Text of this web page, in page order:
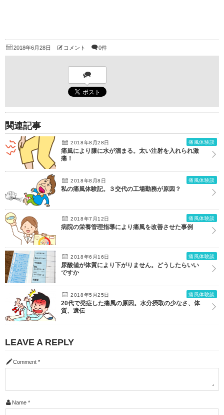
2018年6月28日 コメント 0件
関連記事
2018年8月28日 痛風体験談
痛風により膝に水が溜まる。太い注射を入れられ激
痛！
2018年8月8日 痛風体験談
私の痛風体験記。３交代の工場勤務が原因？
2018年7月12日 痛風体験談
病院の栄養管理指導により痛風を改善させた事例
2018年6月16日 痛風体験談
尿酸値が体質により下がりません。どうしたらいい
ですか
2018年5月25日 痛風体験談
20代で発症した痛風の原因。水分摂取の少なさ、体
質、遺伝
LEAVE A REPLY
Comment *
Name *